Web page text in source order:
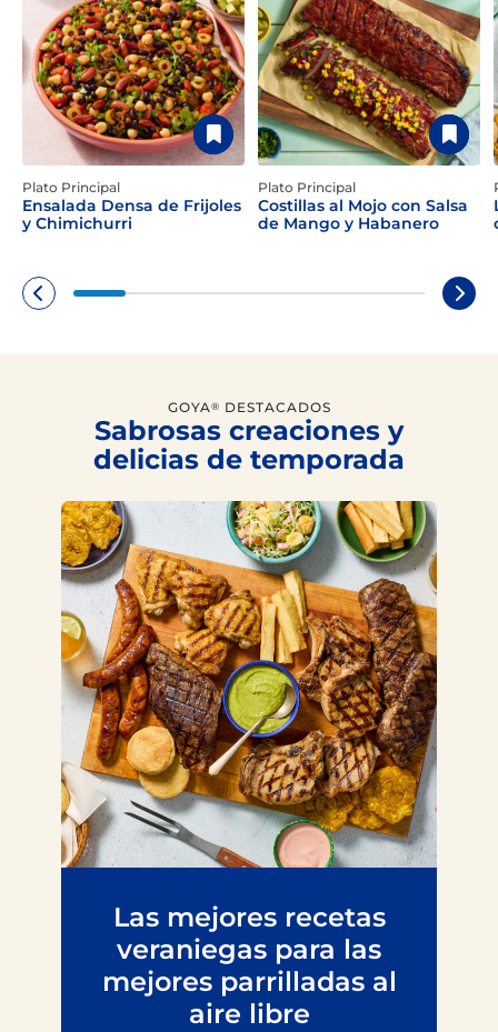
Plato Principal
Ensalada Densa de Frijoles
y Chimichurri
Plato Principal
Costillas al Mojo con Salsa
de Mango y Habanero
GOYA® DESTACADOS
Sabrosas creaciones y
delicias de temporada
Las mejores recetas
veraniegas para las
mejores parrilladas al
aire libre